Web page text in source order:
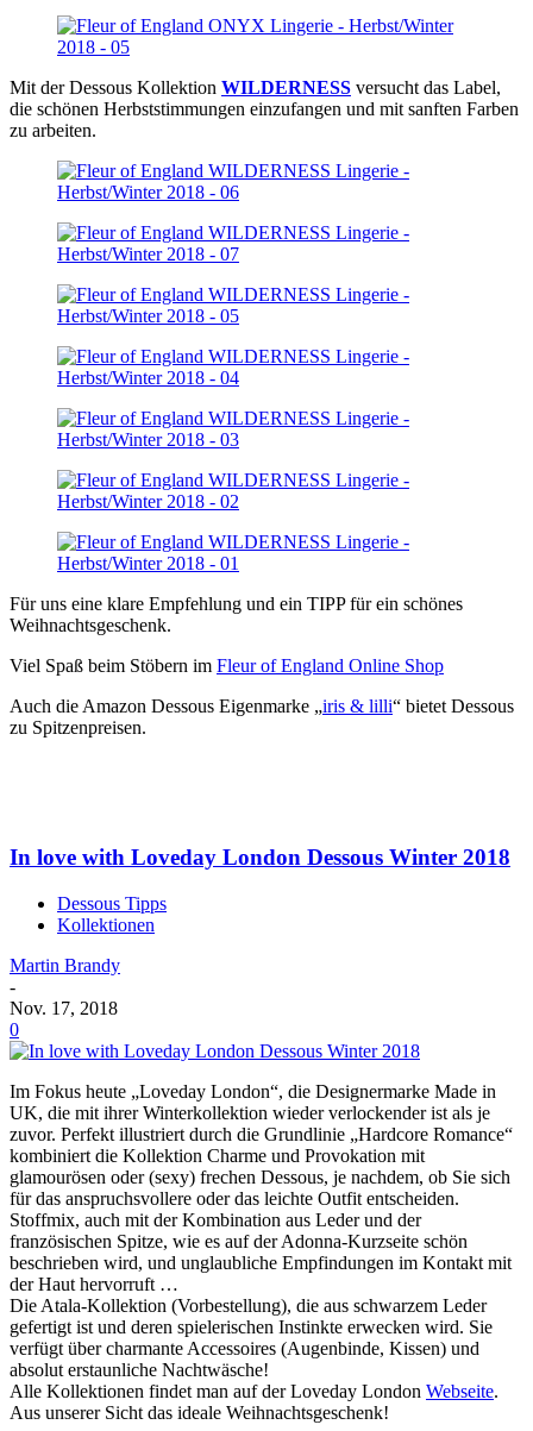
Mit der Dessous Kollektion WILDERNESS versucht das Label,
die schönen Herbststimmungen einzufangen und mit sanften Farben
zu arbeiten.
Für uns eine klare Empfehlung und ein TIPP für ein schönes
Weihnachtsgeschenk.
Viel Spaß beim Stöbern im Fleur of England Online Shop
Auch die Amazon Dessous Eigenmarke „iris & lilli“ bietet Dessous
zu Spitzenpreisen.
In love with Loveday London Dessous Winter 2018
Dessous Tipps
Kollektionen
Martin Brandy
-
Nov. 17, 2018
0
Im Fokus heute „Loveday London“, die Designermarke Made in
UK, die mit ihrer Winterkollektion wieder verlockender ist als je
zuvor. Perfekt illustriert durch die Grundlinie „Hardcore Romance“
kombiniert die Kollektion Charme und Provokation mit
glamourösen oder (sexy) frechen Dessous, je nachdem, ob Sie sich
für das anspruchsvollere oder das leichte Outfit entscheiden.
Stoffmix, auch mit der Kombination aus Leder und der
französischen Spitze, wie es auf der Adonna-Kurzseite schön
beschrieben wird, und unglaubliche Empfindungen im Kontakt mit
der Haut hervorruft …
Die Atala-Kollektion (Vorbestellung), die aus schwarzem Leder
gefertigt ist und deren spielerischen Instinkte erwecken wird. Sie
verfügt über charmante Accessoires (Augenbinde, Kissen) und
absolut erstaunliche Nachtwäsche!
Alle Kollektionen findet man auf der Loveday London Webseite.
Aus unserer Sicht das ideale Weihnachtsgeschenk!